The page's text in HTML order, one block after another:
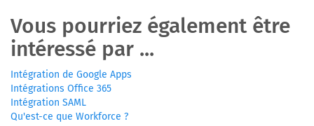
Vous pourriez également être
intéressé par ...
Intégration de Google Apps
Intégrations Office 365
Intégration SAML
Qu'est-ce que Workforce ?